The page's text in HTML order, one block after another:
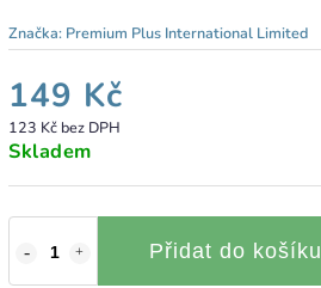
Značka: Premium Plus International Limited
149 Kč
123 Kč bez DPH
Skladem
Přidat do košíku